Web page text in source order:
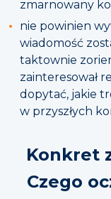
zmarnowany
nie powinien
wiadomość
taktownie
zainteresował
dopytać, jakie
w przyszłych
Konkret
Czego